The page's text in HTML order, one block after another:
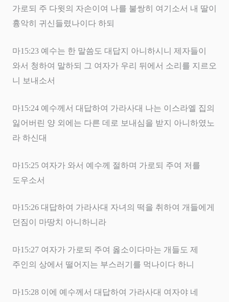
가로되 주 다윗의 자손이여 나를 불쌍히 여기소서 내 딸이
흉악히 귀신들렸나이다 하되
마15:23 예수는 한 말씀도 대답지 아니하시니 제자들이
와서 청하여 말하되 그 여자가 우리 뒤에서 소리를 지르오
니 보내소서
마15:24 예수께서 대답하여 가라사대 나는 이스라엘 집의
잃어버린 양 외에는 다른 데로 보내심을 받지 아니하였노
라 하신대
마15:25 여자가 와서 예수께 절하며 가로되 주여 저를
도우소서
마15:26 대답하여 가라사대 자녀의 떡을 취하여 개들에게
던짐이 마땅치 아니하니라
마15:27 여자가 가로되 주여 옳소이다마는 개들도 제
주인의 상에서 떨어지는 부스러기를 먹나이다 하니
마15:28 이에 예수께서 대답하여 가라사대 여자야 네